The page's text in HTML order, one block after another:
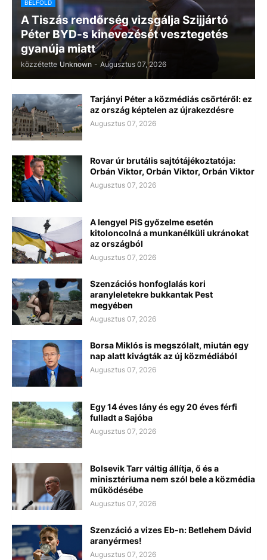
BELFÖLD
A Tiszás rendőrség vizsgálja Szijjártó
Péter BYD-s kinevezését vesztegetés
gyanúja miatt
közzétette Unknown - Augusztus 07, 2026
Tarjányi Péter a közmédiás csörtéről: ez
az ország képtelen az újrakezdésre
Augusztus 07, 2026
Rovar úr brutális sajtótájékoztatója:
Orbán Viktor, Orbán Viktor, Orbán Viktor
Augusztus 07, 2026
A lengyel PiS győzelme esetén
kitoloncolná a munkanélküli ukránokat
az országból
Augusztus 07, 2026
Szenzációs honfoglalás kori
aranyleletekre bukkantak Pest
megyében
Augusztus 07, 2026
Borsa Miklós is megszólalt, miután egy
nap alatt kivágták az új közmédiából
Augusztus 07, 2026
Egy 14 éves lány és egy 20 éves férfi
fulladt a Sajóba
Augusztus 07, 2026
Bolsevik Tarr váltig állítja, ő és a
minisztériuma nem szól bele a közmédia
működésébe
Augusztus 07, 2026
Szenzáció a vizes Eb-n: Betlehem Dávid
aranyérmes!
Augusztus 07, 2026